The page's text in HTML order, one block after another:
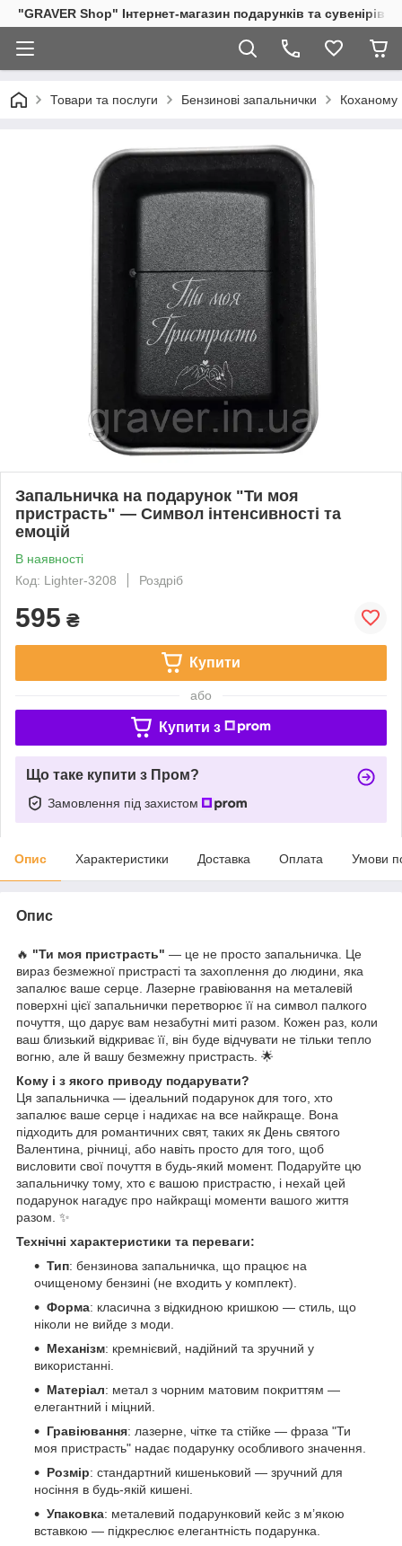
"GRAVER Shop" Інтернет-магазин подарунків та сувенірів
Товари та послуги Бензинові запальнички Коханому
Запальничка на подарунок "Ти моя
пристрасть" — Символ інтенсивності та
емоцій
В наявності
Код: Lighter-3208
Роздріб
595 ₴
Купити
або
Купити з
Що таке купити з Пром?
Замовлення під захистом
Опис Характеристики Доставка Оплата Умови
Опис
🔥 "Ти моя пристрасть" — це не просто запальничка. Це
вираз безмежної пристрасті та захоплення до людини, яка
запалює ваше серце. Лазерне гравіювання на металевій
поверхні цієї запальнички перетворює її на символ палкого
почуття, що дарує вам незабутні миті разом. Кожен раз, коли
ваш близький відкриває її, він буде відчувати не тільки тепло
вогню, але й вашу безмежну пристрасть. 🌟
Кому і з якого приводу подарувати?
Ця запальничка — ідеальний подарунок для того, хто
запалює ваше серце і надихає на все найкраще. Вона
підходить для романтичних свят, таких як День святого
Валентина, річниці, або навіть просто для того, щоб
висловити свої почуття в будь-який момент. Подаруйте цю
запальничку тому, хто є вашою пристрастю, і нехай цей
подарунок нагадує про найкращі моменти вашого життя
разом. ✨
Технічні характеристики та переваги:
Тип: бензинова запальничка, що працює на
очищеному бензині (не входить у комплект).
Форма: класична з відкидною кришкою — стиль, що
ніколи не вийде з моди.
Механізм: кремнієвий, надійний та зручний у
використанні.
Матеріал: метал з чорним матовим покриттям —
елегантний і міцний.
Гравіювання: лазерне, чітке та стійке — фраза "Ти
моя пристрасть" надає подарунку особливого значення.
Розмір: стандартний кишеньковий — зручний для
носіння в будь-якій кишені.
Упаковка: металевий подарунковий кейс з м’якою
вставкою — підкреслює елегантність подарунка.